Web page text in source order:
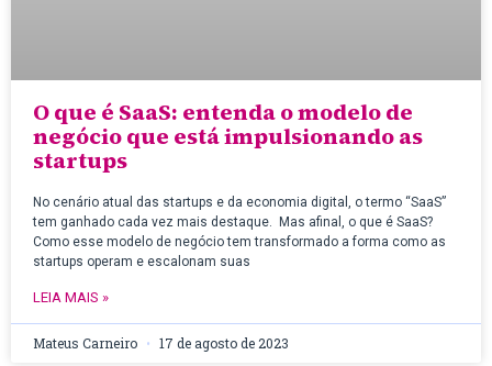
O que é SaaS: entenda o modelo de
negócio que está impulsionando as
startups
No cenário atual das startups e da economia digital, o termo “SaaS”
tem ganhado cada vez mais destaque. Mas afinal, o que é SaaS?
Como esse modelo de negócio tem transformado a forma como as
startups operam e escalonam suas
LEIA MAIS »
Mateus Carneiro 17 de agosto de 2023